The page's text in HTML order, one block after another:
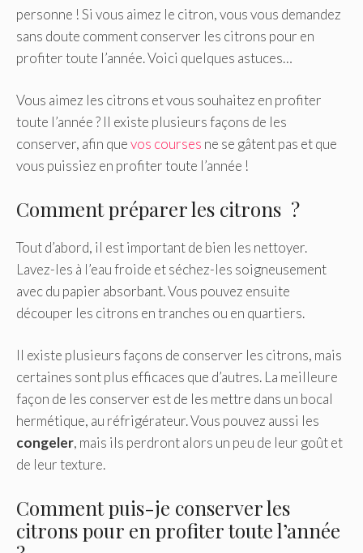
personne ! Si vous aimez le citron, vous vous demandez
sans doute comment conserver les citrons pour en
profiter toute l’année. Voici quelques astuces…
Vous aimez les citrons et vous souhaitez en profiter
toute l’année ? Il existe plusieurs façons de les
conserver, afin quevos courses ne se gâtent pas et que
vous puissiez en profiter toute l’année !
Comment préparer les citrons ?
Tout d’abord, il est important de bien les nettoyer.
Lavez-les à l’eau froide et séchez-les soigneusement
avec du papier absorbant. Vous pouvez ensuite
découper les citrons en tranches ou en quartiers.
Il existe plusieurs façons de conserver les citrons, mais
certaines sont plus efficaces que d’autres. La meilleure
façon de les conserver est de les mettre dans un bocal
hermétique, au réfrigérateur. Vous pouvez aussi les
congeler, mais ils perdront alors un peu de leur goût et
de leur texture.
Comment puis-je conserver les
citrons pour en profiter toute l’année